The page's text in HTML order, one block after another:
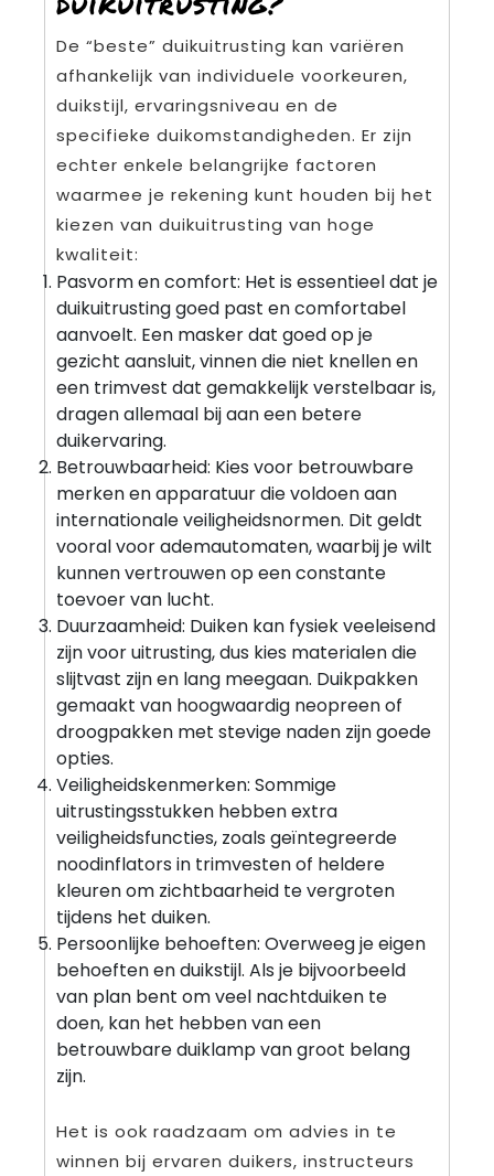
De “beste” duikuitrusting kan variëren
afhankelijk van individuele voorkeuren,
duikstijl, ervaringsniveau en de
specifieke duikomstandigheden. Er zijn
echter enkele belangrijke factoren
waarmee je rekening kunt houden bij het
kiezen van duikuitrusting van hoge
kwaliteit:
Pasvorm en comfort: Het is essentieel dat je
duikuitrusting goed past en comfortabel
aanvoelt. Een masker dat goed op je
gezicht aansluit, vinnen die niet knellen en
een trimvest dat gemakkelijk verstelbaar is,
dragen allemaal bij aan een betere
duikervaring.
Betrouwbaarheid: Kies voor betrouwbare
merken en apparatuur die voldoen aan
internationale veiligheidsnormen. Dit geldt
vooral voor ademautomaten, waarbij je wilt
kunnen vertrouwen op een constante
toevoer van lucht.
Duurzaamheid: Duiken kan fysiek veeleisend
zijn voor uitrusting, dus kies materialen die
slijtvast zijn en lang meegaan. Duikpakken
gemaakt van hoogwaardig neopreen of
droogpakken met stevige naden zijn goede
opties.
Veiligheidskenmerken: Sommige
uitrustingsstukken hebben extra
veiligheidsfuncties, zoals geïntegreerde
noodinflators in trimvesten of heldere
kleuren om zichtbaarheid te vergroten
tijdens het duiken.
Persoonlijke behoeften: Overweeg je eigen
behoeften en duikstijl. Als je bijvoorbeeld
van plan bent om veel nachtduiken te
doen, kan het hebben van een
betrouwbare duiklamp van groot belang
zijn.
Het is ook raadzaam om advies in te
winnen bij ervaren duikers, instructeurs